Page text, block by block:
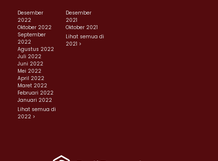
Desember
2022
Oktober 2022
September
2022
Agustus 2022
Juli 2022
Juni 2022
Mei 2022
April 2022
Maret 2022
Februari 2022
Januari 2022
Lihat semua di
2022 >
Desember
2021
Oktober 2021
Lihat semua di
2021 >